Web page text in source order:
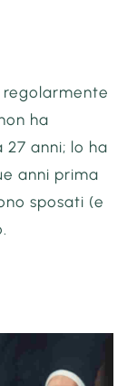
ha
anni; lo ha
anni prima
sposati (e